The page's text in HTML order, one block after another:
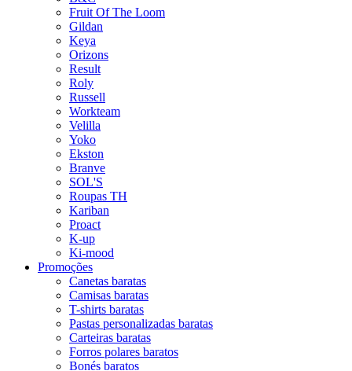
Fruit Of The Loom
Gildan
Keya
Orizons
Result
Roly
Russell
Workteam
Velilla
Yoko
Ekston
Branve
SOL'S
Roupas TH
Kariban
Proact
K-up
Ki-mood
Promoções
Canetas baratas
Camisas baratas
T-shirts baratas
Pastas personalizadas baratas
Carteiras baratas
Forros polares baratos
Bonés baratos